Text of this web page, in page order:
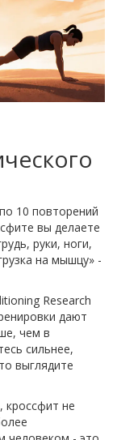
10 повторений
вы делаете
руки, ноги,
на мышцу» -
Research
дают
чем в
сильнее,
выглядите
кроссфит не